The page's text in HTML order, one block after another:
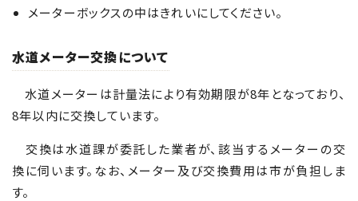
メーターボックスの中はきれいにしてください。
水道メーター交換について
水道メーターは計量法により有効期限が8年となっており、
8年以内に交換しています。
交換は水道課が委託した業者が、該当するメーターの交
換に伺います。なお、メーター及び交換費用は市が負担しま
す。